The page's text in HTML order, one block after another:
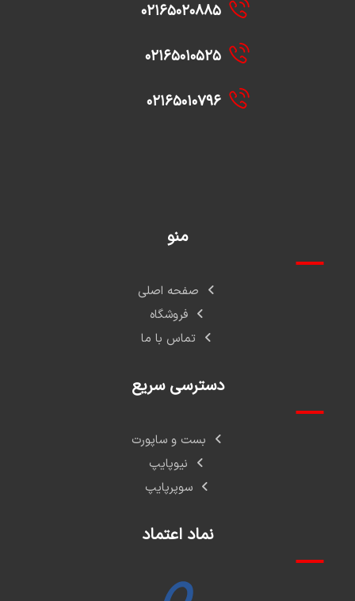
۰۲۱۶۵۰۲۰۸۸۵
۰۲۱۶۵۰۱۰۵۲۵
۰۲۱۶۵۰۱۰۷۹۶
منو
صفحه اصلی
فروشگاه
تماس با ما
دسترسی سریع
بست و ساپورت
نیوپایپ
سوپرپایپ
نماد اعتماد